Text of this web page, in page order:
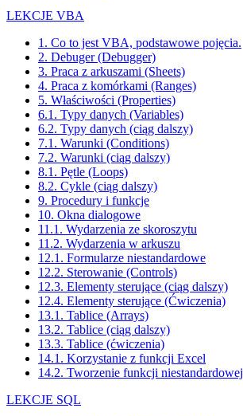
LEKCJE VBA
1. Co to jest VBA, podstawowe pojęcia.
2. Debuger (Debugger)
3. Praca z arkuszami (Sheets)
4. Praca z komórkami (Ranges)
5. Właściwości (Properties)
6.1. Typy danych (Variables)
6.2. Typy danych (ciąg dalszy)
7.1. Warunki (Conditions)
7.2. Warunki (ciąg dalszy)
8.1. Pętle (Loops)
8.2. Cykle (ciąg dalszy)
9. Procedury i funkcje
10. Okna dialogowe
11.1. Wydarzenia ze skoroszytu
11.2. Wydarzenia w arkuszu
12.1. Formularze niestandardowe
12.2. Sterowanie (Controls)
12.3. Elementy sterujące (ciąg dalszy)
12.4. Elementy sterujące (Ćwiczenia)
13.1. Tablice (Arrays)
13.2. Tablice (ciąg dalszy)
13.3. Tablice (ćwiczenia)
14.1. Korzystanie z funkcji Excel
14.2. Tworzenie funkcji niestandardowej
LEKCJE SQL